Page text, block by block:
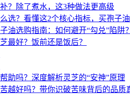
？除了煮水，这3种做法更高级
选？看懂这2个核心指标，买孢子
油选购指南：如何避开“勾兑”陷阱
最好？饭前还是饭后？
助吗？深度解析灵芝的“安神”原理
越好吗？带你识破苦味背后的品质